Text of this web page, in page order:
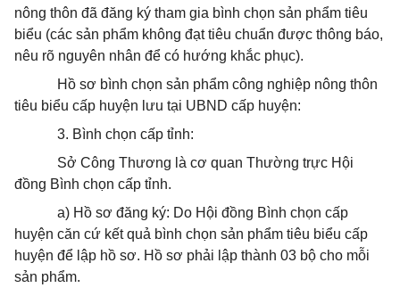
nông thôn đã đăng ký tham gia bình chọn sản phẩm tiêu
biểu (các sản phẩm không đạt tiêu chuẩn được thông báo,
nêu rõ nguyên nhân để có hướng khắc phục).
Hồ sơ bình chọn sản phẩm công nghiệp nông thôn
tiêu biểu cấp huyện lưu tại UBND cấp huyện:
3. Bình chọn cấp tỉnh:
Sở Công Thương là cơ quan Thường trực Hội
đồng Bình chọn cấp tỉnh.
a) Hồ sơ đăng ký: Do Hội đồng Bình chọn cấp
huyện căn cứ kết quả bình chọn sản phẩm tiêu biểu cấp
huyện để lập hồ sơ. Hồ sơ phải lập thành 03 bộ cho mỗi
sản phẩm.